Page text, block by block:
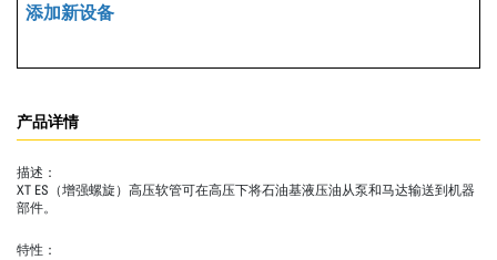
添加新设备
产品详情
描述：
XT ES（增强螺旋）高压软管可在高压下将石油基液压油从泵和马达输送到机器
部件。
特性：